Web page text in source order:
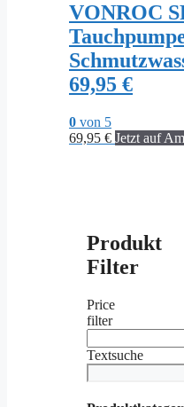
VONROC
69,95 €
0 von 5
69,95 € Jetzt auf
Produkt
Filter
Price
filter
Textsuche